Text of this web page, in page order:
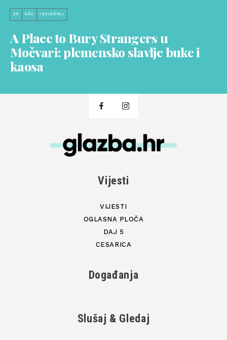
25 OŽU IZVJEŠTAJ
A Place to Bury Strangers u
Močvari: plemensko slavlje buke i
kaosa
Vijesti
VIJESTI
OGLASNA PLOČA
DAJ 5
CESARICA
Događanja
Slušaj & Gledaj